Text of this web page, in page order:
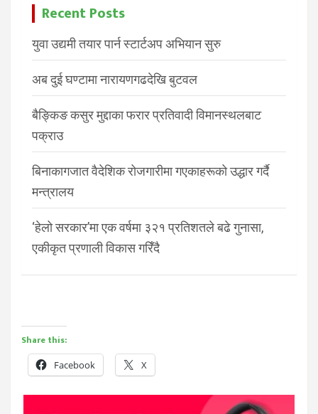
Recent Posts
युवा उद्यमी तयार पार्न स्टार्टअप अभियान सुरु
अब दुई घण्टामा नारायणगढदेखि बुटवल
बैङ्किङ कसुर मुद्दाका फरार प्रतिवादी विमानस्थलबाट
पक्राउ
बिनाकागजात वैदेशिक रोजगारीमा गएकाहरूको उद्धार गर्दै
मन्त्रालय
‘हेलो सरकार’मा एक वर्षमा ३२१ प्रतिशतले बढे गुनासा,
एकीकृत प्रणाली विकास गरिँदै
Share this:
Facebook X